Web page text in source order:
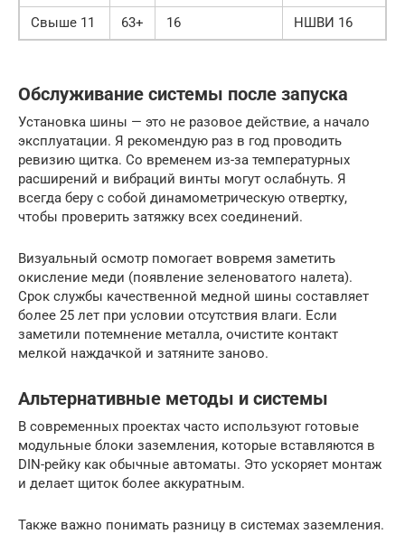
Свыше 11 63+ 16 НШВИ 16
Обслуживание системы после запуска
Установка шины — это не разовое действие, а начало
эксплуатации. Я рекомендую раз в год проводить
ревизию щитка. Со временем из-за температурных
расширений и вибраций винты могут ослабнуть. Я
всегда беру с собой динамометрическую отвертку,
чтобы проверить затяжку всех соединений.
Визуальный осмотр помогает вовремя заметить
окисление меди (появление зеленоватого налета).
Срок службы качественной медной шины составляет
более 25 лет при условии отсутствия влаги. Если
заметили потемнение металла, очистите контакт
мелкой наждачкой и затяните заново.
Альтернативные методы и системы
В современных проектах часто используют готовые
модульные блоки заземления, которые вставляются в
DIN-рейку как обычные автоматы. Это ускоряет монтаж
и делает щиток более аккуратным.
Также важно понимать разницу в системах заземления.